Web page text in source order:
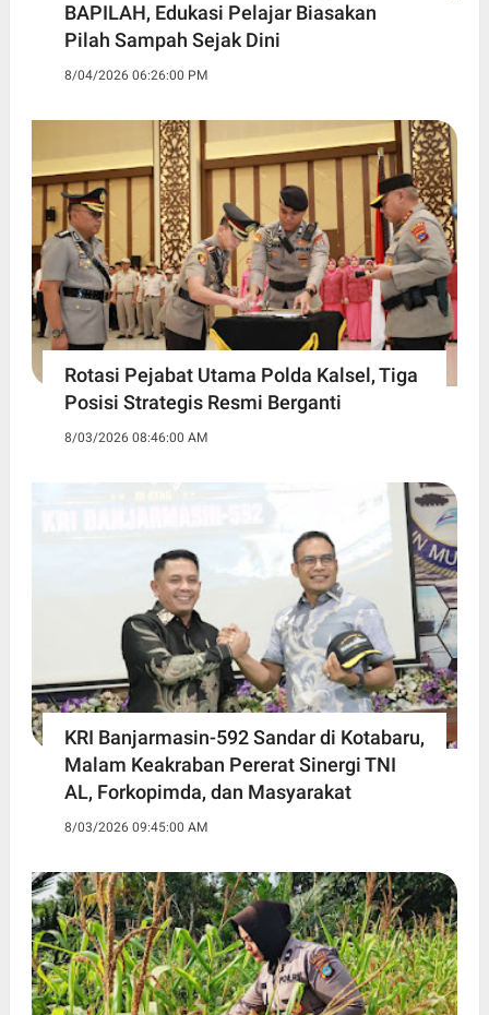
BAPILAH, Edukasi Pelajar Biasakan
Pilah Sampah Sejak Dini
8/04/2026 06:26:00 PM
Rotasi Pejabat Utama Polda Kalsel, Tiga
Posisi Strategis Resmi Berganti
8/03/2026 08:46:00 AM
KRI Banjarmasin-592 Sandar di Kotabaru,
Malam Keakraban Pererat Sinergi TNI
AL, Forkopimda, dan Masyarakat
8/03/2026 09:45:00 AM